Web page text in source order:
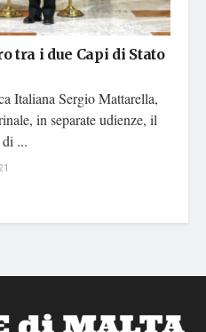
tra i due Capi di Stato
Italiana Sergio Mattarella,
in separate udienze, il
...